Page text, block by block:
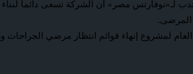
لـ«نوفارتس مصر» أن الشركة تسعى دائماً
المرضى.
لمشروع إنهاء قوائم انتظار مرضي